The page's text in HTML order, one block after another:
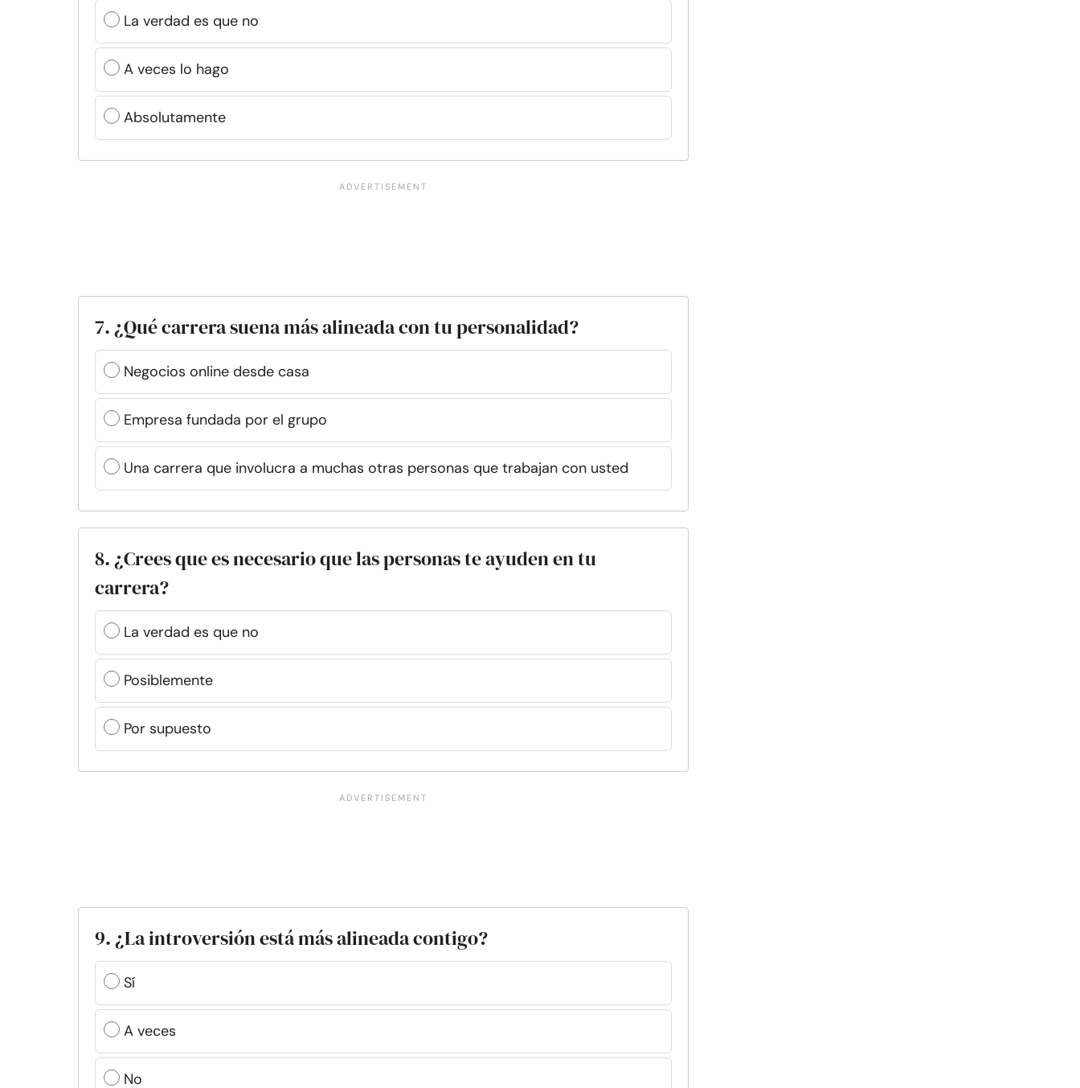
La verdad es que no
A veces lo hago
Absolutamente
7. ¿Qué carrera suena más alineada con tu personalidad?
Negocios online desde casa
Empresa fundada por el grupo
Una carrera que involucra a muchas otras personas que trabajan con usted
8. ¿Crees que es necesario que las personas te ayuden en tu
carrera?
La verdad es que no
Posiblemente
Por supuesto
9. ¿La introversión está más alineada contigo?
Sí
A veces
No